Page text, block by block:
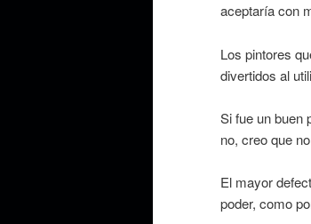
aceptaría con
Los pintores
divertidos al
Si fue un buen
no, creo que
El mayor
poder, como